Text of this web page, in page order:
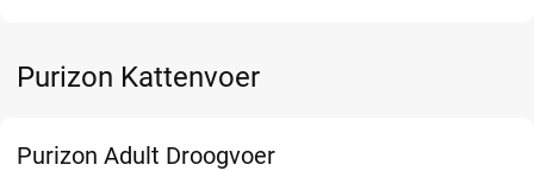
Purizon Kattenvoer
Purizon Adult Droogvoer